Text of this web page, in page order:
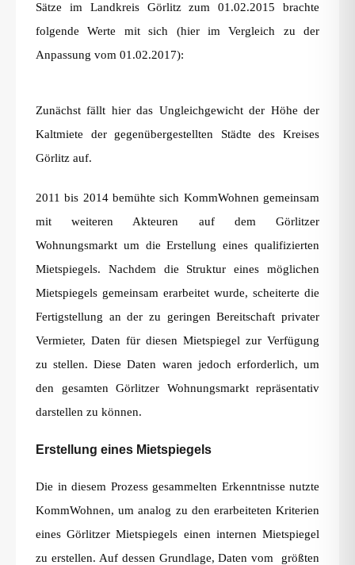
Sätze im Landkreis Görlitz zum 01.02.2015 brachte
folgende Werte mit sich (hier im Vergleich zu der
Anpassung vom 01.02.2017):
Zunächst fällt hier das Ungleichgewicht der Höhe der
Kaltmiete der gegenübergestellten Städte des Kreises
Görlitz auf.
2011 bis 2014 bemühte sich KommWohnen gemeinsam
mit weiteren Akteuren auf dem Görlitzer
Wohnungsmarkt um die Erstellung eines qualifizierten
Mietspiegels. Nachdem die Struktur eines möglichen
Mietspiegels gemeinsam erarbeitet wurde, scheiterte die
Fertigstellung an der zu geringen Bereitschaft privater
Vermieter, Daten für diesen Mietspiegel zur Verfügung
zu stellen. Diese Daten waren jedoch erforderlich, um
den gesamten Görlitzer Wohnungsmarkt repräsentativ
darstellen zu können.
Erstellung eines Mietspiegels
Die in diesem Prozess gesammelten Erkenntnisse nutzte
KommWohnen, um analog zu den erarbeiteten Kriterien
eines Görlitzer Mietspiegels einen internen Mietspiegel
zu erstellen. Auf dessen Grundlage, Daten vom größten